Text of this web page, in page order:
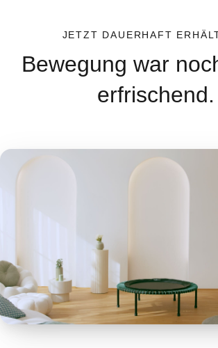
JETZT DAUERHAFT
Bewegung war
erfrischend.